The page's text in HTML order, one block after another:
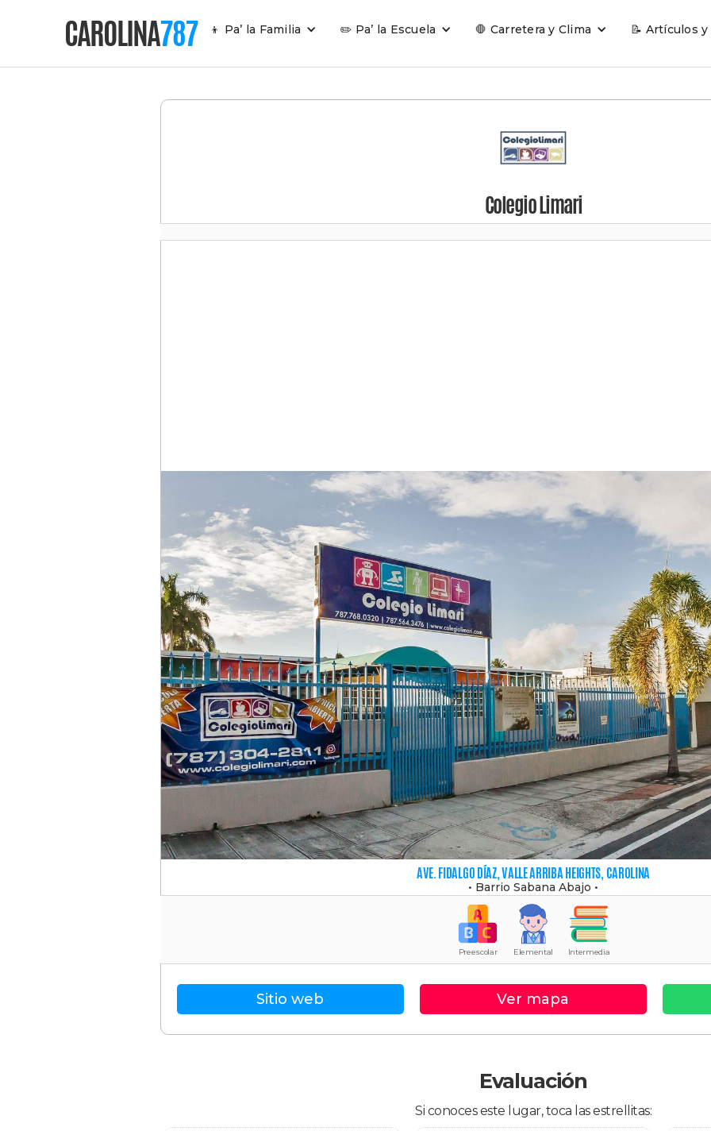
CAROLINA787 👦 Pa’ la Familia ✏️ Pa’ la Escuela 🛑 Carretera y Clima 📝 Artículos
Colegio Limari
AVE. FIDALGO DÍAZ, VALLE ARRIBA HEIGHTS, CAROLINA
• Barrio Sabana Abajo •
Preescolar Elemental Intermedia
Sitio web Ver mapa
Evaluación
Si conoces este lugar, toca las estrellitas: